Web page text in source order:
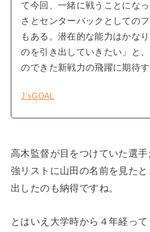
て今回、一緒に戦うことにな
さとセンターバックとしての
もある。潜在的な能力はかな
のを引き出していきたい」と
のできた新戦力の飛躍に期待す
J’sGOAL
高木監督が目をつけていた選
強リストに山田の名前を見た
出したのも納得ですね。
とはいえ大学時から４年経っ